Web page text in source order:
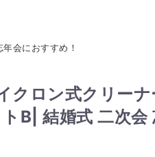
会におすすめ！
クロン式クリーナ
B| 結婚式 二次会